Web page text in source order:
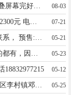
华为matext三折叠 手机:16➕1tb顶配三折叠屏幕完好好点小磕碰vx：ckhxz212 预售:9600元 电话19273391243 08-03
华为matex2 手机:内存256纯原完好 预售:2300元 电话15511970515 07-21
05-21
05-23
18832977215 05-12
杏（采摘园）:1.5元一斤批发或预订 信都区李村镇邓庄村 预售: 电话13932924767 05-25